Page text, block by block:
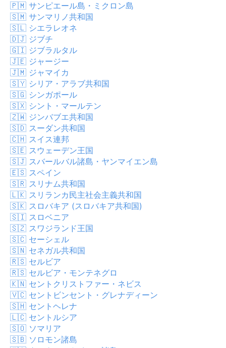
🇵🇲 サンピエール島・ミクロン島
🇸🇲 サンマリノ共和国
🇸🇱 シエラレオネ
🇩🇯 ジブチ
🇬🇮 ジブラルタル
🇯🇪 ジャージー
🇯🇲 ジャマイカ
🇸🇾 シリア・アラブ共和国
🇸🇬 シンガポール
🇸🇽 シント・マールテン
🇿🇼 ジンバブエ共和国
🇸🇩 スーダン共和国
🇨🇭 スイス連邦
🇸🇪 スウェーデン王国
🇸🇯 スバールバル諸島・ヤンマイエン島
🇪🇸 スペイン
🇸🇷 スリナム共和国
🇱🇰 スリランカ民主社会主義共和国
🇸🇰 スロバキア (スロバキア共和国)
🇸🇮 スロベニア
🇸🇿 スワジランド王国
🇸🇨 セーシェル
🇸🇳 セネガル共和国
🇷🇸 セルビア
🇷🇸 セルビア・モンテネグロ
🇰🇳 セントクリストファー・ネビス
🇻🇨 セントビンセント・グレナディーン
🇸🇭 セントヘレナ
🇱🇨 セントルシア
🇸🇴 ソマリア
🇸🇧 ソロモン諸島